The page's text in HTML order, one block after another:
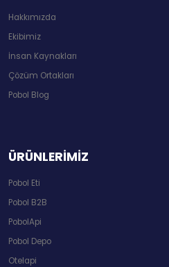
Hakkımızda
Ekibimiz
İnsan Kaynakları
Çözüm Ortakları
Pobol Blog
ÜRÜNLERİMİZ
Pobol Eti
Pobol B2B
PobolApi
Pobol Depo
Otelapi